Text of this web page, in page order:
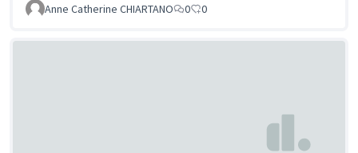
Anne Catherine CHIARTANO 0 0